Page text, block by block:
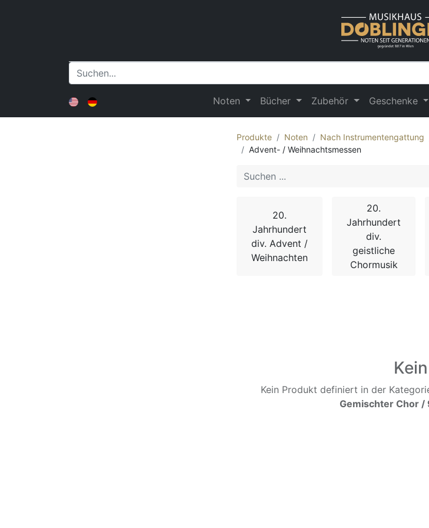
Noten Bücher Zubehör Geschenke
Produkte Noten Nach Instrumentengattung
Advent- / Weihnachtsmessen
20.
Jahrhundert
div. Advent /
Weihnachten
20.
Jahrhundert
div.
geistliche
Chormusik
Kein Produkt definiert in der
Gemischter Chor /